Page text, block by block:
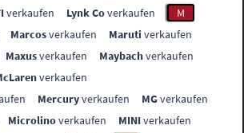
verkaufen Lynk Coverkaufen
M
Marcosverkaufen Maruti verkaufen
Maxusverkaufen Maybachverkaufen
verkaufen
Mercuryverkaufen MGverkaufen
Microlinoverkaufen MINIverkaufen